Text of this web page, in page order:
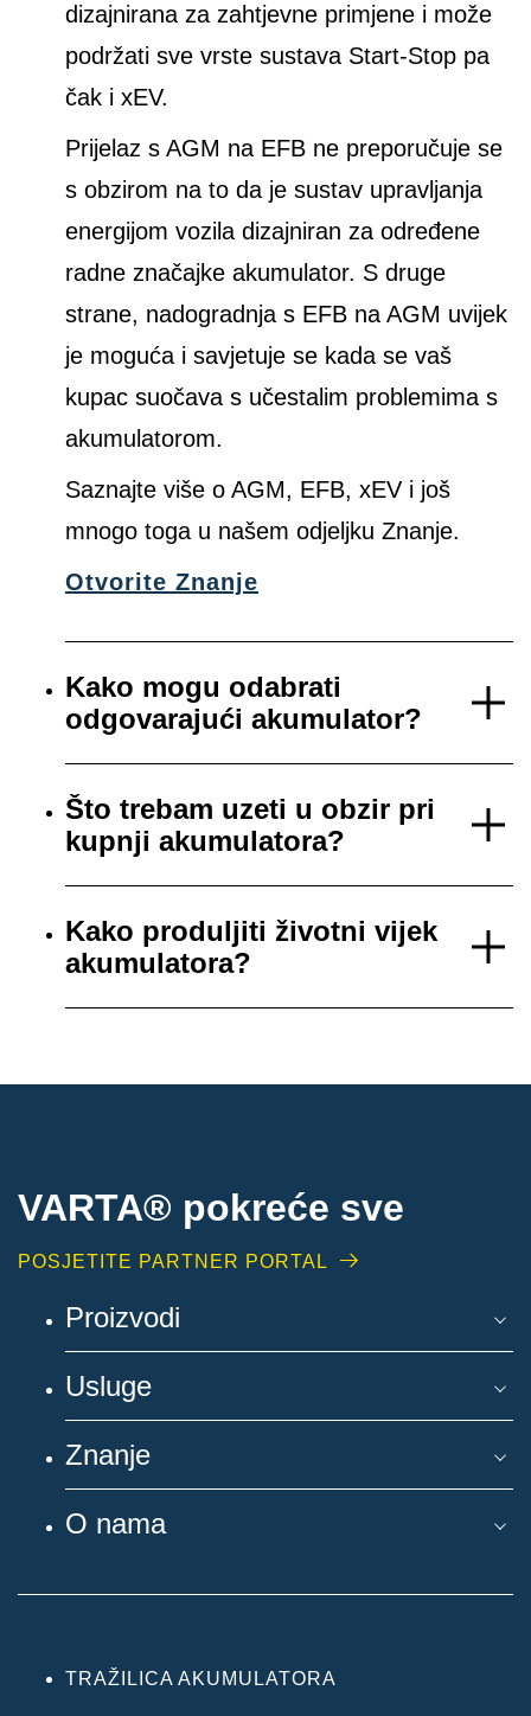
dizajnirana za zahtjevne primjene i može
podržati sve vrste sustava Start-Stop pa
čak i xEV.
Prijelaz s AGM na EFB ne preporučuje se
s obzirom na to da je sustav upravljanja
energijom vozila dizajniran za određene
radne značajke akumulator. S druge
strane, nadogradnja s EFB na AGM uvijek
je moguća i savjetuje se kada se vaš
kupac suočava s učestalim problemima s
akumulatorom.
Saznajte više o AGM, EFB, xEV i još
mnogo toga u našem odjeljku Znanje.
Otvorite Znanje
Kako mogu odabrati
odgovarajući akumulator?
Što trebam uzeti u obzir pri
kupnji akumulatora?
Kako produljiti životni vijek
akumulatora?
VARTA® pokreće sve
POSJETITE PARTNER PORTAL
Proizvodi
Usluge
Znanje
O nama
TRAŽILICA AKUMULATORA